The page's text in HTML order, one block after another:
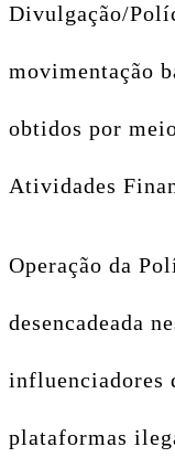
Divulgação/
movimentação
obtidos por
Atividades
Operação da
desencadeada
influenciadores
plataformas